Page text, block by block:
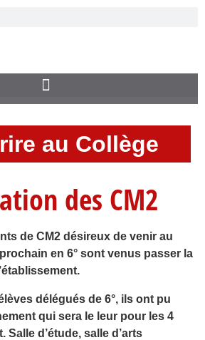
au Collège
des CM2
de CM2 désireux de venir au
en 6° sont venus passer la
délégués de 6°, ils ont pu
qui sera le leur pour les 4
d’étude, salle d’arts